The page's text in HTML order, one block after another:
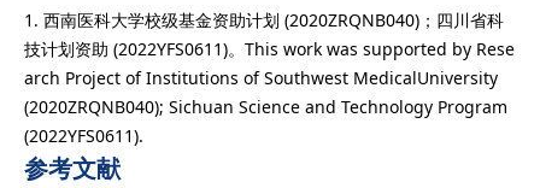
1. 西南医科大学校级基金资助计划 (2020ZRQNB040)；四川省科
技计划资助 (2022YFS0611)。This work was supported by Rese
arch Project of Institutions of Southwest MedicalUniversity
(2020ZRQNB040); Sichuan Science and Technology Program
(2022YFS0611).
参考文献